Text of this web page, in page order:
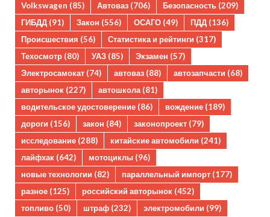
Volkswagen (85) Автоваз (706) Безопасность (209)
ГИБДД (91) Закон (556) ОСАГО (49) ПДД (136)
Происшествия (56) Статистика и рейтинги (317)
Техосмотр (80) УАЗ (85) Экзамен (57)
Электросамокат (74) автоваз (88) автозапчасти (68)
авторынок (227) автошкола(81)
водительское удостоверение (86) вождение (189)
дороги (156) закон (84) законопроект (79)
исследование (288) китайские автомобили (241)
лайфхак (642) мотоциклы (96)
новые технологии (82) параллельный импорт (177)
разное (125) российский авторынок (452)
топливо (50) штраф (232) электромобили (99)